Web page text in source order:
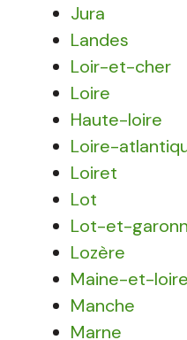
Jura
Landes
Loir-et-cher
Loire
Haute-loire
Loire-
Loiret
Lot
Lot-et-
Lozère
Maine-et-loire
Manche
Marne